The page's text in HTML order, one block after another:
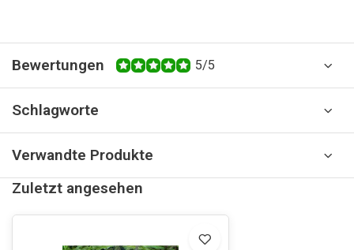
Bewertungen 5/5
Schlagworte
Verwandte Produkte
Zuletzt angesehen